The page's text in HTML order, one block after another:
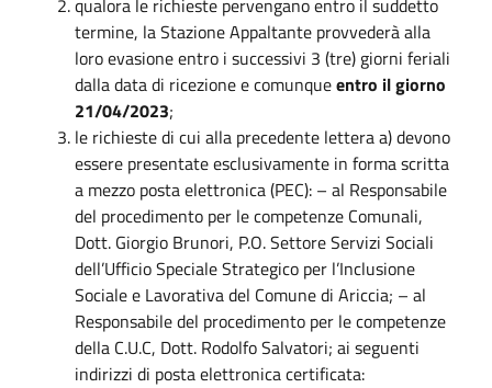
termine, la Stazione Appaltante provvederà alla
loro evasione entro i successivi 3 (tre) giorni feriali
dalla data di ricezione e comunqueentro il giorno
21/04/2023;
le richieste di cui alla precedente lettera a) devono
essere presentate esclusivamente in forma scritta
a mezzo posta elettronica (PEC): – al Responsabile
del procedimento per le competenze Comunali,
Dott. Giorgio Brunori, P.O. Settore Servizi Sociali
dell’Ufficio Speciale Strategico per l’Inclusione
Sociale e Lavorativa del Comune di Ariccia; – al
Responsabile del procedimento per le competenze
della C.U.C, Dott. Rodolfo Salvatori; ai seguenti
indirizzi di posta elettronica certificata: